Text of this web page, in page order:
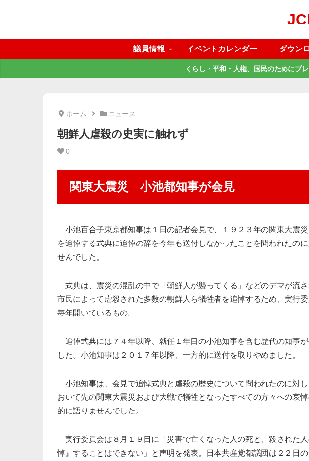
議員情報 イベントカレンダー ダウン
くらし・平和・人権、国民のためにブ
ホーム ニュース
朝鮮人虐殺の史実に触れず
0
関東大震災 小池都知事が会見
小池百合子東京都知事は１日の記者会見で、１９２３年の関東大震
を追悼する式典に追悼の辞を今年も送付しなかったことを問われたの
せんでした。
式典は、震災の混乱の中で「朝鮮人が襲ってくる」などのデマが流
市民によって虐殺された多数の朝鮮人ら犠牲者を追悼するため、実行
毎年開いているもの。
追悼式典には７４年以降、就任１年目の小池知事を含む歴代の知事
した。小池知事は２０１７年以降、一方的に送付を取りやめました。
小池知事は、会見で追悼式典と虐殺の歴史について問われたのに対
おいて先の関東大震災および大戦で犠牲となったすべての方々への哀
的に語りませんでした。
実行委員会は８月１９日に「災害で亡くなった人の死と、殺された
悼』することはできない」と声明を発表。日本共産党都議団は２２日